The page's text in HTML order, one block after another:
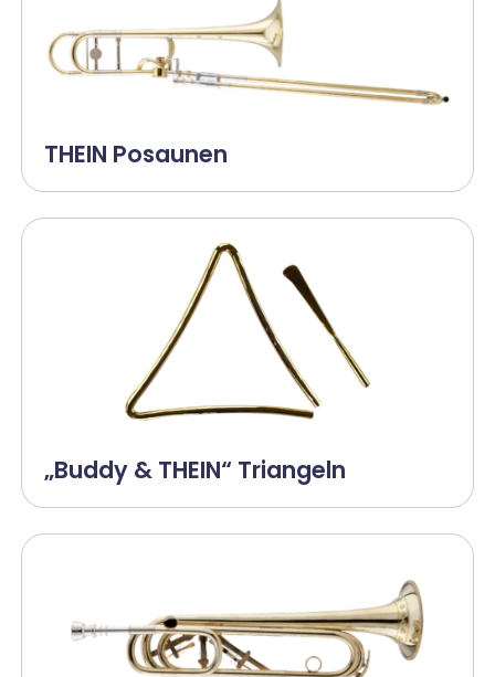
THEIN Posaunen
„Buddy & THEIN“ Triangeln